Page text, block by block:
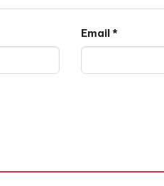
Email *